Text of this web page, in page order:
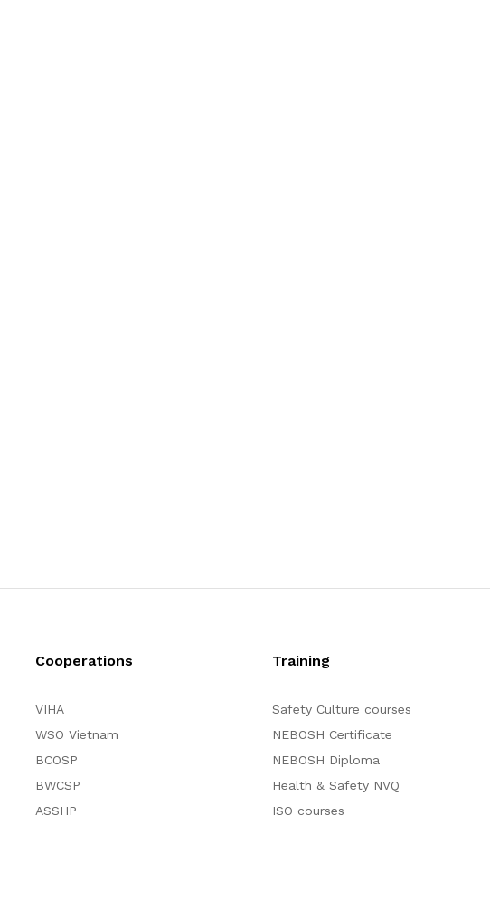
Cooperations
VIHA
WSO Vietnam
BCOSP
BWCSP
ASSHP
Training
Safety Culture courses
NEBOSH Certificate
NEBOSH Diploma
Health & Safety NVQ
ISO courses